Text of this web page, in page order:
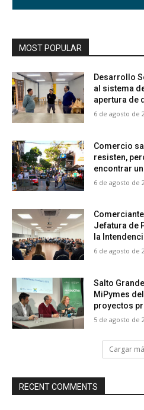
MOST POPULAR
Desarrollo
al sistema
apertura de
6 de agosto de
Comercio
resisten,
encontrar
6 de agosto de
Jefatura de
la
6 de agosto de
Salto
MiPymes
proyectos
5 de agosto de
Cargar
RECENT COMMENTS